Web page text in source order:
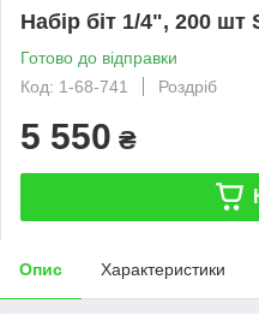
Набір біт 1/4", 200 шт
Готово до відправки
Код: 1-68-741
Роздріб
5 550 ₴
Опис Характеристики